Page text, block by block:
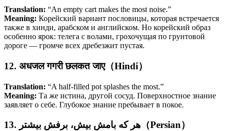
Translation: “An empty cart makes the most noise.”
Meaning: Корейский вариант пословицы, которая встречается
также в хинди, арабском и английском. Но корейский образ
особенно ярок: телега с волами, грохочущая по грунтовой
дороге — громче всех дребезжит пустая.
12. अधजल गगरी छलकत जाए（Hindi）
Translation: “A half-filled pot splashes the most.”
Meaning: Та же истина, другой сосуд. Поверхностное знание
заявляет о себе. Глубокое знание пребывает в покое.
13. هر که بامش بیش، برفش بیشتر（Persian）